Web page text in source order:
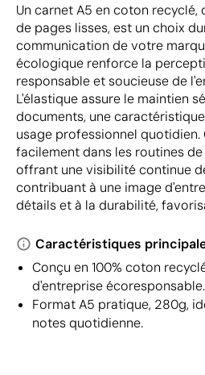
Un carnet A5 en coton
de pages lisses, est un choix
communication de votre
écologique renforce la
responsable et soucieuse de
L'élastique assure le maintien
documents, une
usage professionnel
facilement dans les routines
offrant une visibilité continue
contribuant à une image
détails et à la durabilité,
Caractéristiques
Conçu en 100% coton
d'entreprise écoresponsable.
Format A5 pratique, 280g,
notes quotidienne.